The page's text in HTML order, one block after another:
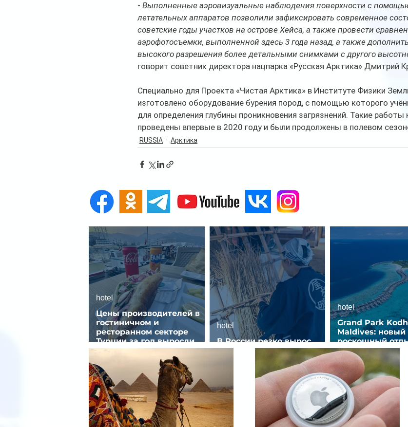
- Выполненные аэровизуальные наблюдения поверхности с
летательных аппаратов позволили зафиксировать современное
советские годы участков на острове Хейса, а также провести
аэрофотосъемки, выполненной здесь 3 года назад, а также
высокого разрешения более детальными снимками с другого
говорит советник директора нацпарка «Русская Арктика» Дмитрий
Специально для Проекта «Чистая Арктика» в Институте Физики
изготовлено оборудование бурения пород, с помощью которого
для определения глубины проникновения загрязнений. Такие
проведены впервые в 2020 году и были продолжены в полевом
RUSSIA Арктика
Цены производителей в
гостиничном и
ресторанном секторе
Турции за год выросли
почти на 32%
hotel
В России резко вырос
спрос на отели без звезд
hotel
Grand Park
Maldives: новый
роскошный
Мальдивах
hotel